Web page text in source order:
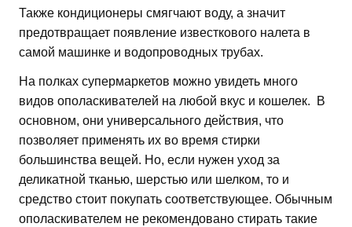
Также кондиционеры смягчают воду, а значит
предотвращает появление известкового налета в
самой машинке и водопроводных трубах.
На полках супермаркетов можно увидеть много
видов ополаскивателей на любой вкус и кошелек. В
основном, они универсального действия, что
позволяет применять их во время стирки
большинства вещей. Но, если нужен уход за
деликатной тканью, шерстью или шелком, то и
средство стоит покупать соответствующее. Обычным
ополаскивателем не рекомендовано стирать такие